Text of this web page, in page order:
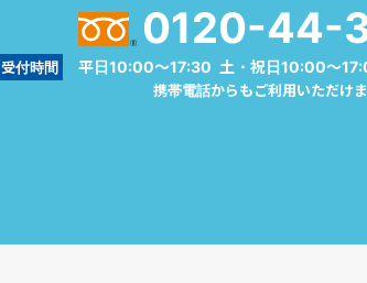
0120-44-
受付時間 平日10:00～17:30 土・祝日10:00～
携帯電話からもご利用いただけ